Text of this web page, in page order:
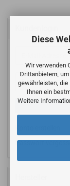
Diese
Wir verwenden
Drittanbietern,
gewährleisten, die
Ihnen ein
Weitere
Mail-
Adresse
Passwort
Passwort